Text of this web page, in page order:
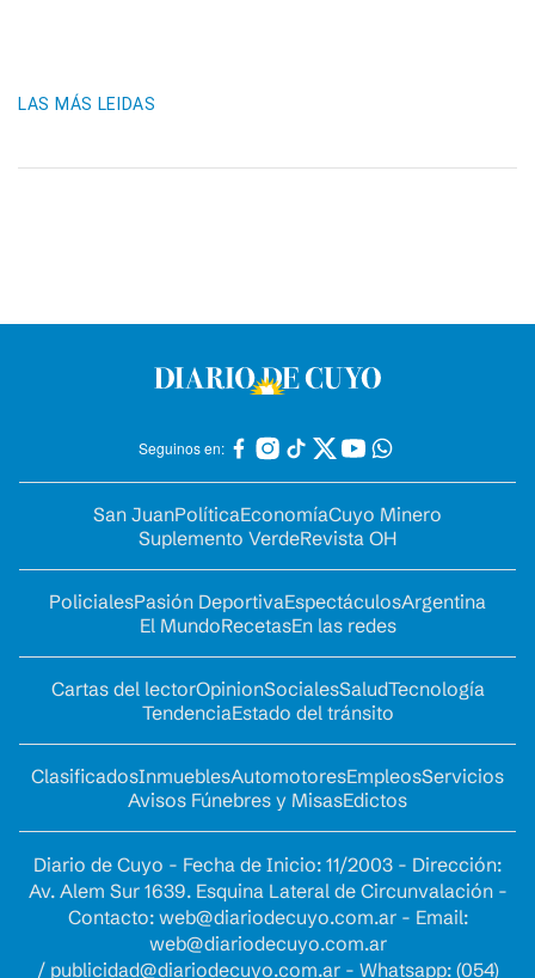
LAS MÁS LEIDAS
Seguinos en:
San JuanPolíticaEconomíaCuyo Minero
Suplemento VerdeRevista OH
PolicialesPasión DeportivaEspectáculosArgentina
El MundoRecetasEn las redes
Cartas del lectorOpinionSocialesSaludTecnología
TendenciaEstado del tránsito
ClasificadosInmueblesAutomotoresEmpleosServicios
Avisos Fúnebres y MisasEdictos
Diario de Cuyo - Fecha de Inicio: 11/2003 - Dirección:
Av. Alem Sur 1639. Esquina Lateral de Circunvalación -
Contacto: web@diariodecuyo.com.ar- Email:
web@diariodecuyo.com.ar
/ publicidad@diariodecuyo.com.ar- Whatsapp: (054)